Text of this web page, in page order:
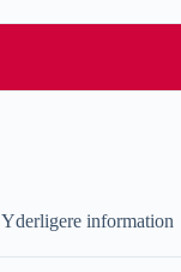
Yderligere information